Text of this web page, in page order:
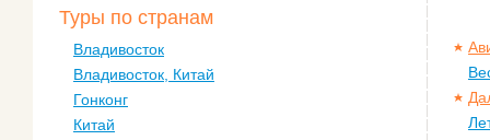
Туры по странам
Владивосток
Владивосток, Китай
Гонконг
Китай